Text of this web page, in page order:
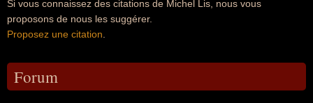
Si vous connaissez des citations de Michel Lis, nous vous
proposons de nous les suggérer.
Proposez une citation
Forum